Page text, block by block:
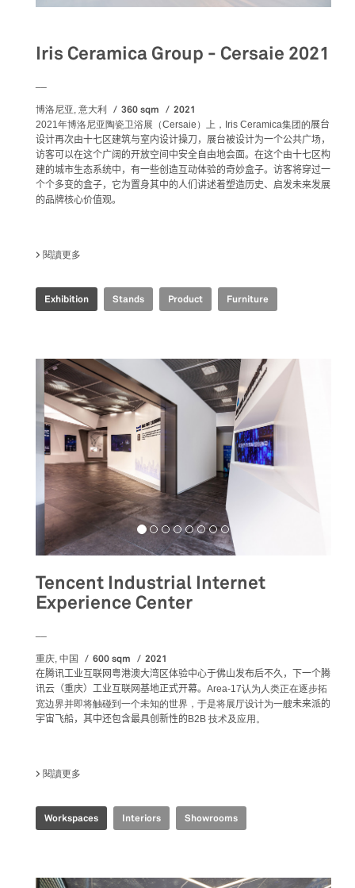
Iris Ceramica Group - Cersaie 2021
博洛尼亚, 意大利 360 sqm 2021
2021年博洛尼亚陶瓷卫浴展（Cersaie）上， Iris Ceramica集团的展台
设计再次由十七区建筑与室内设计操刀，展台被设计为一个公共广场，
访客可以在这个广阔的开放空间中安全自由地会面。在这个由十七区构
建的城市生态系统中，有一些创造互动体验的奇妙盒子。访客将穿过一
个个多变的盒子，它为置身其中的人们讲述着塑造历史、启发未来发展
的品牌核心价值观。
閱讀更多
Exhibition Stands Product Furniture
Tencent Industrial Internet
Experience Center
重庆, 中国 600 sqm 2021
在腾讯工业互联网粤港澳大湾区体验中心于佛山发布后不久，下一个腾
讯云（重庆）工业互联网基地正式开幕。 Area-17认为人类正在逐步拓
宽边界并即将触碰到一个未知的世界，于是将展厅设计为一艘未来派的
宇宙飞船，其中还包含最具创新性的 B2B 技术及应用。
閱讀更多
Workspaces Interiors Showrooms